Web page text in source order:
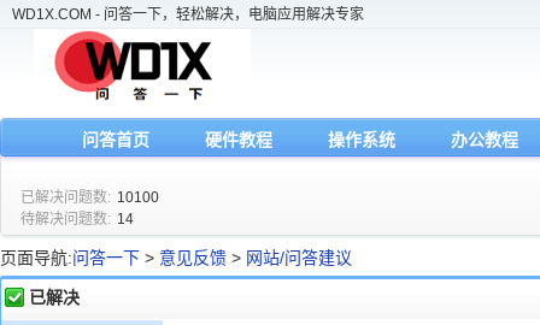
WD1X.COM - 问答一下，轻松解决，电脑应用解决专家
问答首页 硬件教程 操作系统 办公教程
已解决问题数: 10100
待解决问题数: 14
页面导航:问答一下 > 意见反馈 > 网站/问答建议
已解决